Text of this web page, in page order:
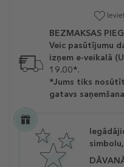
BEZMAKSAS
Veic pasūtījumu
izņem e-veikalā
19.00*.
*Jums tiks
gatavs
simbolu,